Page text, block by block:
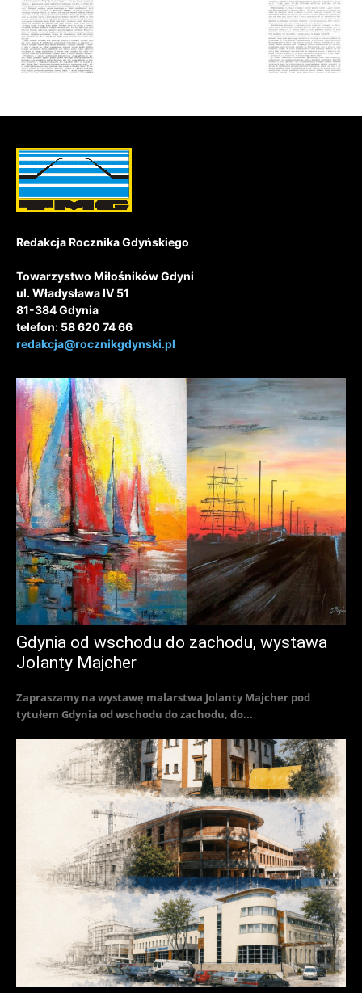
Redakcja Rocznika Gdyńskiego
Towarzystwo Miłośników Gdyni
ul. Władysława IV 51
81-384 Gdynia
telefon: 58 620 74 66
redakcja@rocznikgdynski.pl
Gdynia od wschodu do zachodu, wystawa
Jolanty Majcher
Zapraszamy na wystawę malarstwa Jolanty Majcher pod
tytułem Gdynia od wschodu do zachodu, do...